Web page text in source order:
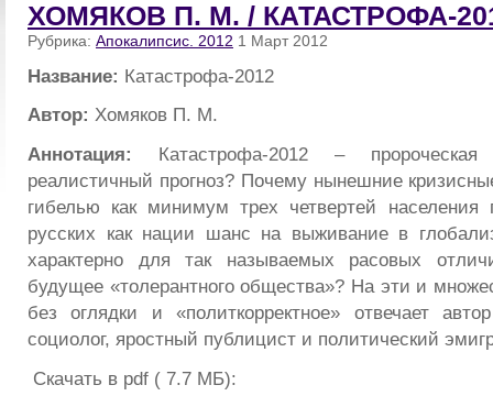
ХОМЯКОВ П. М. / КАТАСТРОФА-
Рубрика: Апокалипсис. 2012 1 Март 2012
Название: Катастрофа-2012
Автор: Хомяков П. М.
Аннотация: Катастрофа-2012 –
реалистичный прогноз? Почему нынешние
гибелью как минимум трех четвертей
русских как нации шанс на выживание в
характерно для так называемых расовых
будущее «толерантного общества»? На эти и
без оглядки и «политкорректное» отвечает
социолог, яростный публицист и политический
Скачать в pdf ( 7.7 МБ):